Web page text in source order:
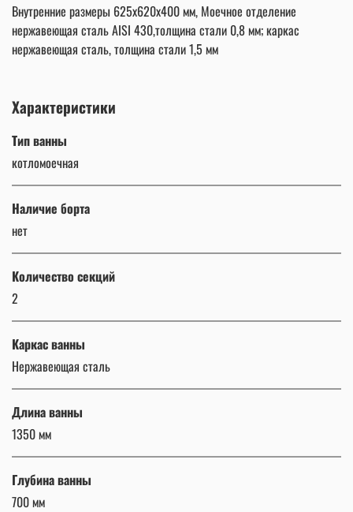
Внутренние размеры 625х620х400 мм, Моечное отделение
нержавеющая сталь AISI 430,толщина стали 0,8 мм; каркас
нержавеющая сталь, толщина стали 1,5 мм
Характеристики
Тип ванны
котломоечная
Наличие борта
нет
Количество секций
2
Каркас ванны
Нержавеющая сталь
Длина ванны
1350 мм
Глубина ванны
700 мм